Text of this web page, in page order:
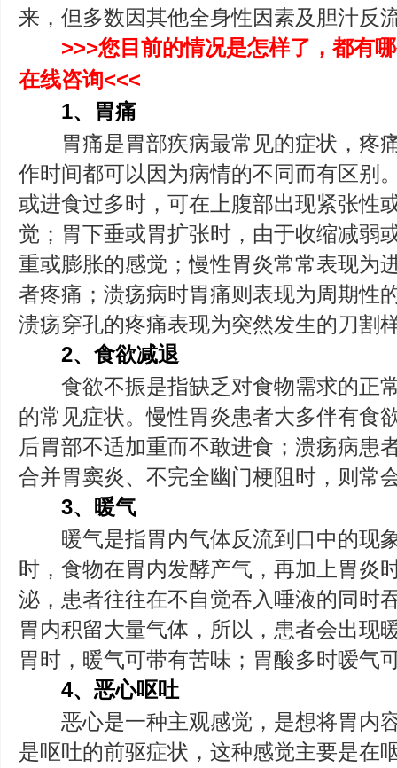
来，但多数因其他全身性因素及胆汁反
>>>您目前的情况是怎样了，都有
在线咨询<<<
1、胃痛
胃痛是胃部疾病最常见的症状，疼
作时间都可以因为病情的不同而有区别
或进食过多时，可在上腹部出现紧张性
觉；胃下垂或胃扩张时，由于收缩减弱
重或膨胀的感觉；慢性胃炎常常表现为
者疼痛；溃疡病时胃痛则表现为周期性
溃疡穿孔的疼痛表现为突然发生的刀割
2、食欲减退
食欲不振是指缺乏对食物需求的正
的常见症状。慢性胃炎患者大多伴有食
后胃部不适加重而不敢进食；溃疡病患
合并胃窦炎、不完全幽门梗阻时，则常
3、暖气
暖气是指胃内气体反流到口中的现
时，食物在胃内发酵产气，再加上胃炎
泌，患者往往在不自觉吞入唾液的同时
胃内积留大量气体，所以，患者会出现
胃时，暖气可带有苦味；胃酸多时嗳气
4、恶心呕吐
恶心是一种主观感觉，是想将胃内
是呕吐的前驱症状，这种感觉主要是在